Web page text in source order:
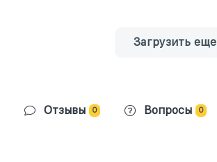
Загрузить еще
Отзывы 0 Вопросы 0